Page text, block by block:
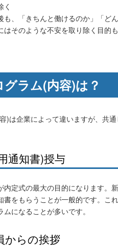
も、「きちんと働けるのか」「ど
そのような不安を取り除く目的も
ラム(内容)は？
)は企業によって違いますが、共
通知書)授与
内定式の最大の目的になります。
をもらうことが一般的です。こ
になることが多いです。
らの挨拶